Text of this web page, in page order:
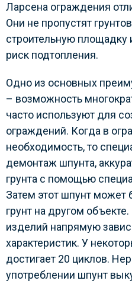
Ларсена ограждения
Они не пропустят
строительную площадку
риск подтопления.
Одно из основных
– возможность
часто используют для
ограждений. Когда в
необходимость, то
демонтаж шпунта,
грунта с помощью
Затем этот шпунт может
грунт на другом
изделий напрямую
характеристик. У
достигает 20 циклов.
употреблении шпунт